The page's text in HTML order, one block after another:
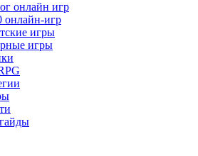
онлайн игр
онлайн-игр
игры
игры